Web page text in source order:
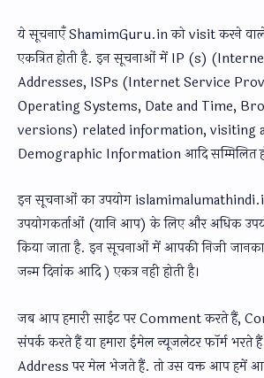
ये सूचनाएँ ShamimGuru.in को visit करने
एकत्रित होती है. इन सूचनाओं में IP (s)
Addresses, ISPs (Internet Service
Operating Systems, Date and Time,
versions) related information, visiting
Demographic Information आदि सम्मिलित
इन सूचनाओं का उपयोग
उपयोगकर्ताओं (यानि आप) के लिए और अधिक
किया जाता है. इन सूचनाओं में आपकी निजी
जन्म दिनांक आदि ) एकत्र नही होती है।
जब आप हमारी साईट पर Comment करते हैं,
संपर्क करते हैं या हमारा ईमेल न्यूजलेटर फॉर्म भरते
Address पर मेल भेजते हैं. तो उस वक्त आप हमें